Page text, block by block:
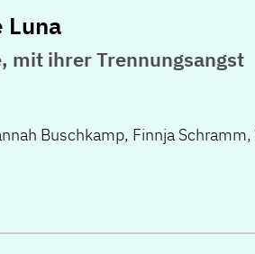
Luna
mit ihrer Trennungsangst
Buschkamp, Finnja Schramm,